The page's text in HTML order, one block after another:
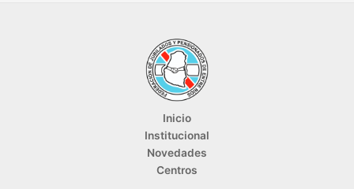
Inicio
Institucional
Novedades
Centros